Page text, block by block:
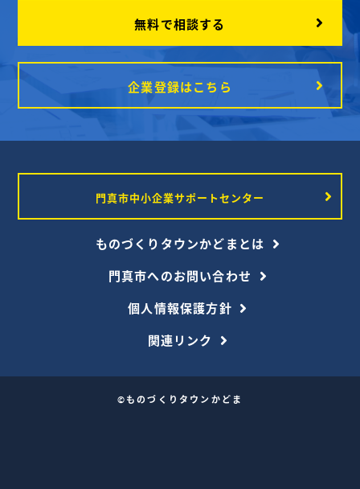
1 2
無料で相談する
企業登録はこちら
門真市中小企業サポートセンター
ものづくりタウンかどまとは
門真市へのお問い合わせ
個人情報保護方針
関連リンク
©ものづくりタウンかどま